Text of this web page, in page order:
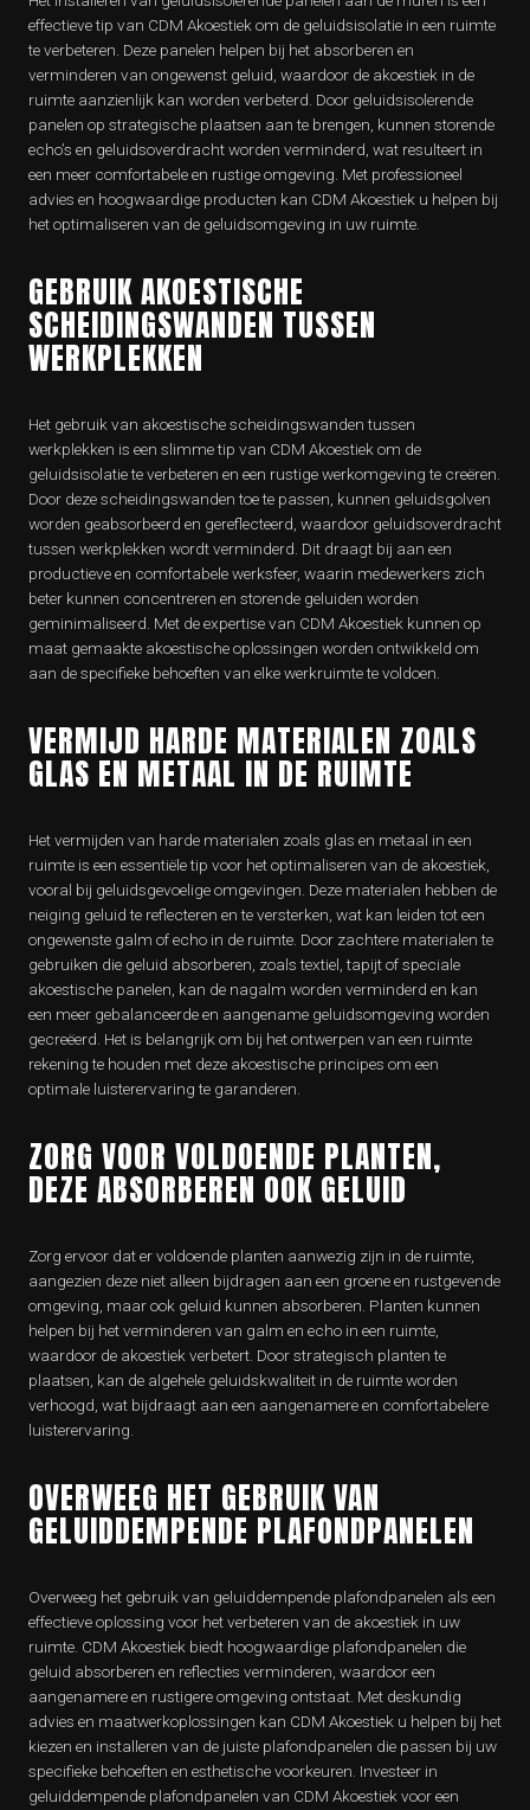
effectieve tip van CDM Akoestiek om de geluidsisolatie in een ruimte
te verbeteren. Deze panelen helpen bij het absorberen en
verminderen van ongewenst geluid, waardoor de akoestiek in de
ruimte aanzienlijk kan worden verbeterd. Door geluidsisolerende
panelen op strategische plaatsen aan te brengen, kunnen storende
echo’s en geluidsoverdracht worden verminderd, wat resulteert in
een meer comfortabele en rustige omgeving. Met professioneel
advies en hoogwaardige producten kan CDM Akoestiek u helpen bij
het optimaliseren van de geluidsomgeving in uw ruimte.
GEBRUIK AKOESTISCHE
SCHEIDINGSWANDEN TUSSEN
WERKPLEKKEN
Het gebruik van akoestische scheidingswanden tussen
werkplekken is een slimme tip van CDM Akoestiek om de
geluidsisolatie te verbeteren en een rustige werkomgeving te creëren.
Door deze scheidingswanden toe te passen, kunnen geluidsgolven
worden geabsorbeerd en gereflecteerd, waardoor geluidsoverdracht
tussen werkplekken wordt verminderd. Dit draagt bij aan een
productieve en comfortabele werksfeer, waarin medewerkers zich
beter kunnen concentreren en storende geluiden worden
geminimaliseerd. Met de expertise van CDM Akoestiek kunnen op
maat gemaakte akoestische oplossingen worden ontwikkeld om
aan de specifieke behoeften van elke werkruimte te voldoen.
VERMIJD HARDE MATERIALEN ZOALS
GLAS EN METAAL IN DE RUIMTE
Het vermijden van harde materialen zoals glas en metaal in een
ruimte is een essentiële tip voor het optimaliseren van de akoestiek,
vooral bij geluidsgevoelige omgevingen. Deze materialen hebben de
neiging geluid te reflecteren en te versterken, wat kan leiden tot een
ongewenste galm of echo in de ruimte. Door zachtere materialen te
gebruiken die geluid absorberen, zoals textiel, tapijt of speciale
akoestische panelen, kan de nagalm worden verminderd en kan
een meer gebalanceerde en aangename geluidsomgeving worden
gecreëerd. Het is belangrijk om bij het ontwerpen van een ruimte
rekening te houden met deze akoestische principes om een
optimale luisterervaring te garanderen.
ZORG VOOR VOLDOENDE PLANTEN,
DEZE ABSORBEREN OOK GELUID
Zorg ervoor dat er voldoende planten aanwezig zijn in de ruimte,
aangezien deze niet alleen bijdragen aan een groene en rustgevende
omgeving, maar ook geluid kunnen absorberen. Planten kunnen
helpen bij het verminderen van galm en echo in een ruimte,
waardoor de akoestiek verbetert. Door strategisch planten te
plaatsen, kan de algehele geluidskwaliteit in de ruimte worden
verhoogd, wat bijdraagt aan een aangenamere en comfortabelere
luisterervaring.
OVERWEEG HET GEBRUIK VAN
GELUIDDEMPENDE PLAFONDPANELEN
Overweeg het gebruik van geluiddempende plafondpanelen als een
effectieve oplossing voor het verbeteren van de akoestiek in uw
ruimte. CDM Akoestiek biedt hoogwaardige plafondpanelen die
geluid absorberen en reflecties verminderen, waardoor een
aangenamere en rustigere omgeving ontstaat. Met deskundig
advies en maatwerkoplossingen kan CDM Akoestiek u helpen bij het
kiezen en installeren van de juiste plafondpanelen die passen bij uw
specifieke behoeften en esthetische voorkeuren. Investeer in
geluiddempende plafondpanelen van CDM Akoestiek voor een